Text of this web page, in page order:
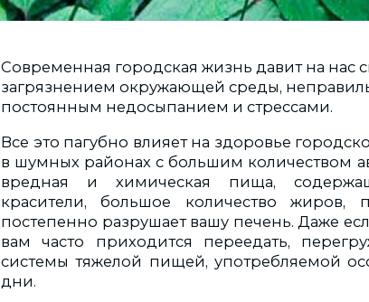
Современная городская жизнь давит на
загрязнением окружающей среды,
постоянным недосыпанием и стрессами.
Все это пагубно влияет на здоровье
в шумных районах с большим количеством
вредная и химическая пища,
красители, большое количество
постепенно разрушает вашу печень. Даже
вам часто приходится переедать,
системы тяжелой пищей, употребляемой
дни.